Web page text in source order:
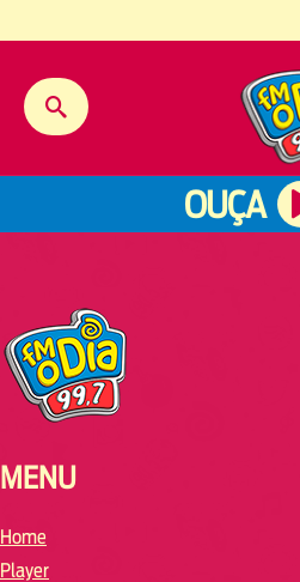
OUÇA
MENU
Home
Player